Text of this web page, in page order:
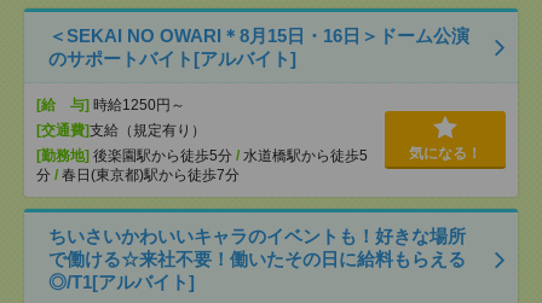
＜SEKAI NO OWARI＊8月15日・16日＞ドーム公演
のサポートバイト[アルバイト]
[給 与] 時給1250円～
[交通費]支給（規定有り）
[勤務地] 後楽園駅から徒歩5分 / 水道橋駅から徒歩5
分 / 春日(東京都)駅から徒歩7分
気になる！
ちいさいかわいいキャラのイベントも！好きな場所
で働ける☆来社不要！働いたその日に給料もらえる
◎/T1[アルバイト]